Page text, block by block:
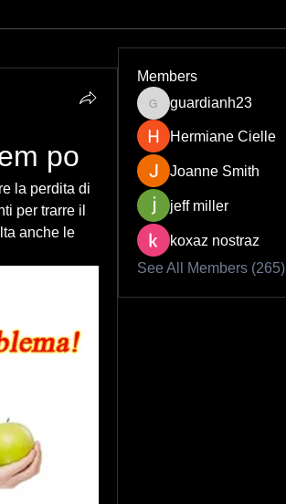
po
la perdita di
per trarre il
anche le
Members
guardianh23
guardianh23
Hermiane Cielle
Joanne Smith
jeff miller
koxaz nostraz
See All Members (265)